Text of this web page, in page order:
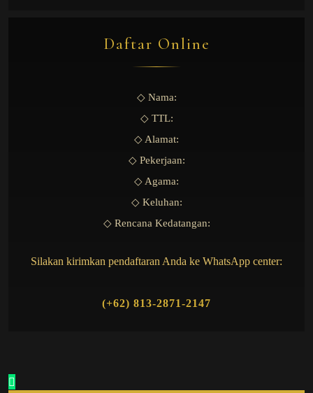
Daftar Online
◇ Nama:
◇ TTL:
◇ Alamat:
◇ Pekerjaan:
◇ Agama:
◇ Keluhan:
◇ Rencana Kedatangan:
Silakan kirimkan pendaftaran Anda ke WhatsApp center:
(+62) 813-2871-2147